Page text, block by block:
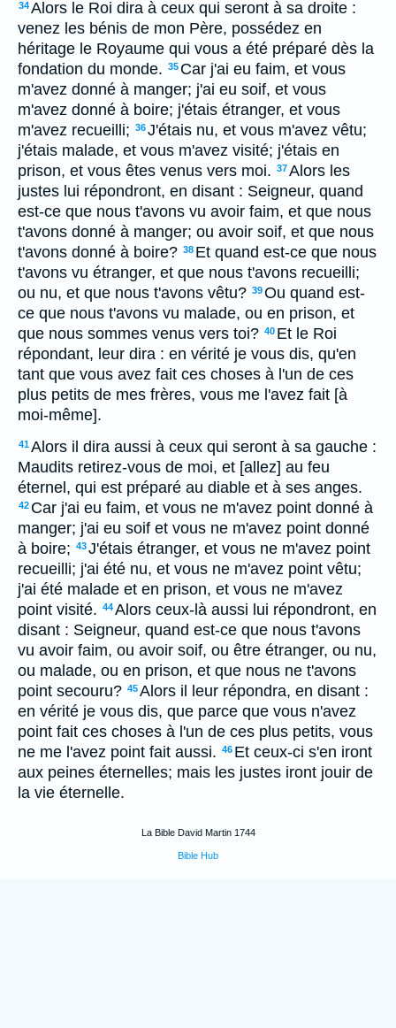
34Alors le Roi dira à ceux qui seront à sa droite :
venez les bénis de mon Père, possédez en
héritage le Royaume qui vous a été préparé dès la
fondation du monde. 35 Car j'ai eu faim, et vous
m'avez donné à manger; j'ai eu soif, et vous
m'avez donné à boire; j'étais étranger, et vous
m'avez recueilli; 36J'étais nu, et vous m'avez vêtu;
j'étais malade, et vous m'avez visité; j'étais en
prison, et vous êtes venus vers moi. 37Alors les
justes lui répondront, en disant : Seigneur, quand
est-ce que nous t'avons vu avoir faim, et que nous
t'avons donné à manger; ou avoir soif, et que nous
t'avons donné à boire? 38 Et quand est-ce que nous
t'avons vu étranger, et que nous t'avons recueilli;
ou nu, et que nous t'avons vêtu? 39Ou quand est-
ce que nous t'avons vu malade, ou en prison, et
que nous sommes venus vers toi? 40 Et le Roi
répondant, leur dira : en vérité je vous dis, qu'en
tant que vous avez fait ces choses à l'un de ces
plus petits de mes frères, vous me l'avez fait [à
moi-même].
41Alors il dira aussi à ceux qui seront à sa gauche :
Maudits retirez-vous de moi, et [allez] au feu
éternel, qui est préparé au diable et à ses anges.
42 Car j'ai eu faim, et vous ne m'avez point donné à
manger; j'ai eu soif et vous ne m'avez point donné
à boire; 43J'étais étranger, et vous ne m'avez point
recueilli; j'ai été nu, et vous ne m'avez point vêtu;
j'ai été malade et en prison, et vous ne m'avez
point visité. 44Alors ceux-là aussi lui répondront, en
disant : Seigneur, quand est-ce que nous t'avons
vu avoir faim, ou avoir soif, ou être étranger, ou nu,
ou malade, ou en prison, et que nous ne t'avons
point secouru? 45Alors il leur répondra, en disant :
en vérité je vous dis, que parce que vous n'avez
point fait ces choses à l'un de ces plus petits, vous
ne me l'avez point fait aussi. 46 Et ceux-ci s'en iront
aux peines éternelles; mais les justes iront jouir de
la vie éternelle.
La Bible David Martin 1744
Bible Hub